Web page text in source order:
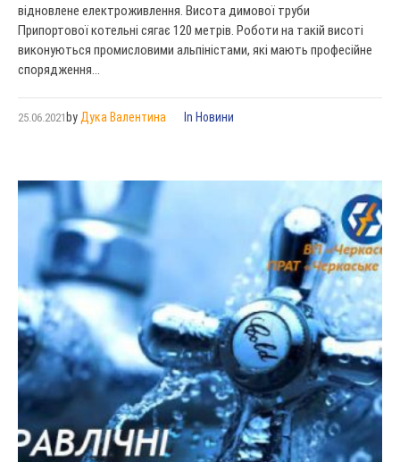
відновлене електроживлення. Висота димової труби
Припортової котельні сягає 120 метрів. Роботи на такій висоті
виконуються промисловими альпіністами, які мають професійне
спорядження...
25.06.2021 by Дука Валентина In Новини